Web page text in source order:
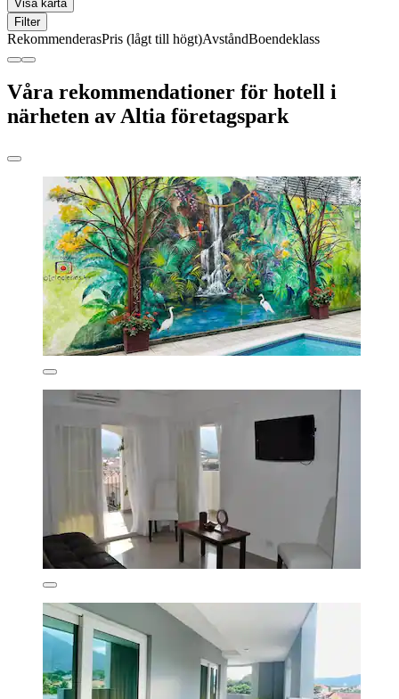
Visa karta
Filter
RekommenderasPris (lågt till högt)AvståndBoendeklass
Våra rekommendationer för hotell i
närheten av Altia företagspark